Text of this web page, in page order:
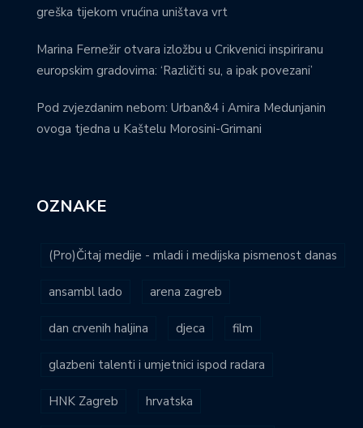
greška tijekom vrućina uništava vrt
Marina Fernežir otvara izložbu u Crikvenici inspiriranu
europskim gradovima: ‘Različiti su, a ipak povezani’
Pod zvjezdanim nebom: Urban&4 i Amira Medunjanin
ovoga tjedna u Kaštelu Morosini-Grimani
OZNAKE
(Pro)Čitaj medije - mladi i medijska pismenost danas
ansambl lado arena zagreb
dan crvenih haljina djeca film
glazbeni talenti i umjetnici ispod radara
HNK Zagreb hrvatska